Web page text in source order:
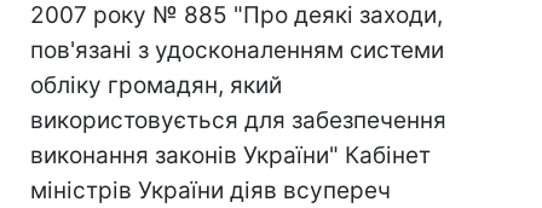
2007 року № 885 "Про деякі заходи,
пов'язані з удосконаленням системи
обліку громадян, який
використовується для забезпечення
виконання законів України" Кабінет
міністрів України діяв всупереч